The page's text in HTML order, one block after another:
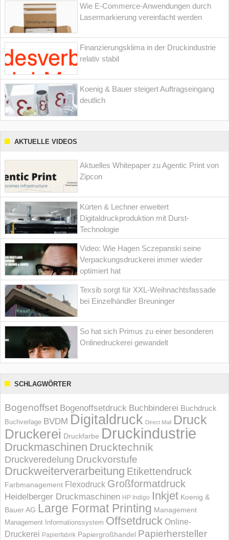
Wie E-Commerce-Anwendungen durch
Lasermarkierung vereinfacht werden
Finanzierungsklima in der Druckindustrie
relativ stabil
Koenig & Bauer steigert Auftragseingang
deutlich
AKTUELLE VIDEOS
Aktuelles Whitepaper zu Agentic Print von
Zipcon
Kürten & Lechner erweitert
Digitaldruckproduktion mit Durst-
Technologie
Video: Wie Hagen Sczepanski seine
Verpackungsdruckerei immer wieder
optimiert hat
Texsib sorgt für XXL-Weihnachtsfassade
bei Einzelhändler Breuninger
So hat sich Primus zu einer besonderen
Onlinedruckerei gewandelt
SCHLAGWÖRTER
Bogenoffset Bogenoffsetdruck Buchbinderei Buchdruck
Buchverlage BVDM Digitaldruck Direct Mail Druck
Druckerei Druckfarbe Druckindustrie
Druckmaschinen Drucktechnik
Druckveredelung Druckvorstufe
Druckweiterverarbeitung Etikettendruck
Farbmanagement Flexodruck Großformatdruck
Heidelberger Druckmaschinen HP Indigo Inkjet Koenig &
Bauer AG Large Format Printing Management
Management Informations­system Offsetdruck Online-
Druckerei Papierfabrik Papiergroßhandel Papierhersteller